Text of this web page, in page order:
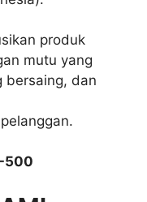
produk
mutu yang
bersaing, dan
500